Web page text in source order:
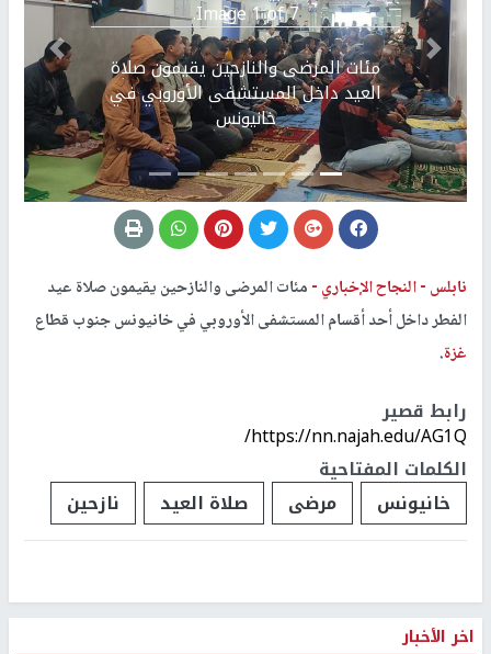
Image 1 of 7.
مئات المرضى والنازحين يقيمون صلاة
العيد داخل المستشفى الأوروبي في
خانيونس
Previous التالي
نابلس -النجاح الإخباري -مئات المرضى والنازحين يقيمون صلاة عيد
الفطر داخل أحد أقسام المستشفى الأوروبي في خانيونس جنوب قطاع
غزة.
رابط قصير
https://nn.najah.edu/AG1Q/
الكلمات المفتاحية
خانيونس
مرضى صلاة العيد نازحين
اخر الأخبار